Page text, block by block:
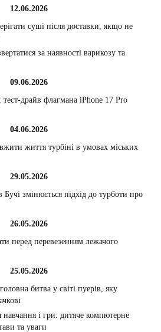
12.06.2026
суші після доставки, якщо не
за наявності варикозу та
09.06.2026
драйв флагмана iPhone 17 Pro
04.06.2026
життя турбіні в умовах міських
29.05.2026
Бучі змінюється підхід до турботи про
26.05.2026
перед перевезенням лежачого
25.05.2026
битва у світі пуерів, яку
навчання і гри: дитяче компютерне
та уваги